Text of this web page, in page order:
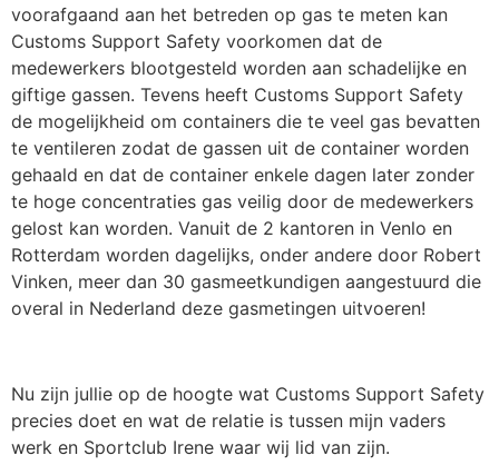
voorafgaand aan het betreden op gas te meten kan
Customs Support Safety voorkomen dat de
medewerkers blootgesteld worden aan schadelijke en
giftige gassen. Tevens heeft Customs Support Safety
de mogelijkheid om containers die te veel gas bevatten
te ventileren zodat de gassen uit de container worden
gehaald en dat de container enkele dagen later zonder
te hoge concentraties gas veilig door de medewerkers
gelost kan worden. Vanuit de 2 kantoren in Venlo en
Rotterdam worden dagelijks, onder andere door Robert
Vinken, meer dan 30 gasmeetkundigen aangestuurd die
overal in Nederland deze gasmetingen uitvoeren!
Nu zijn jullie op de hoogte wat Customs Support Safety
precies doet en wat de relatie is tussen mijn vaders
werk en Sportclub Irene waar wij lid van zijn.